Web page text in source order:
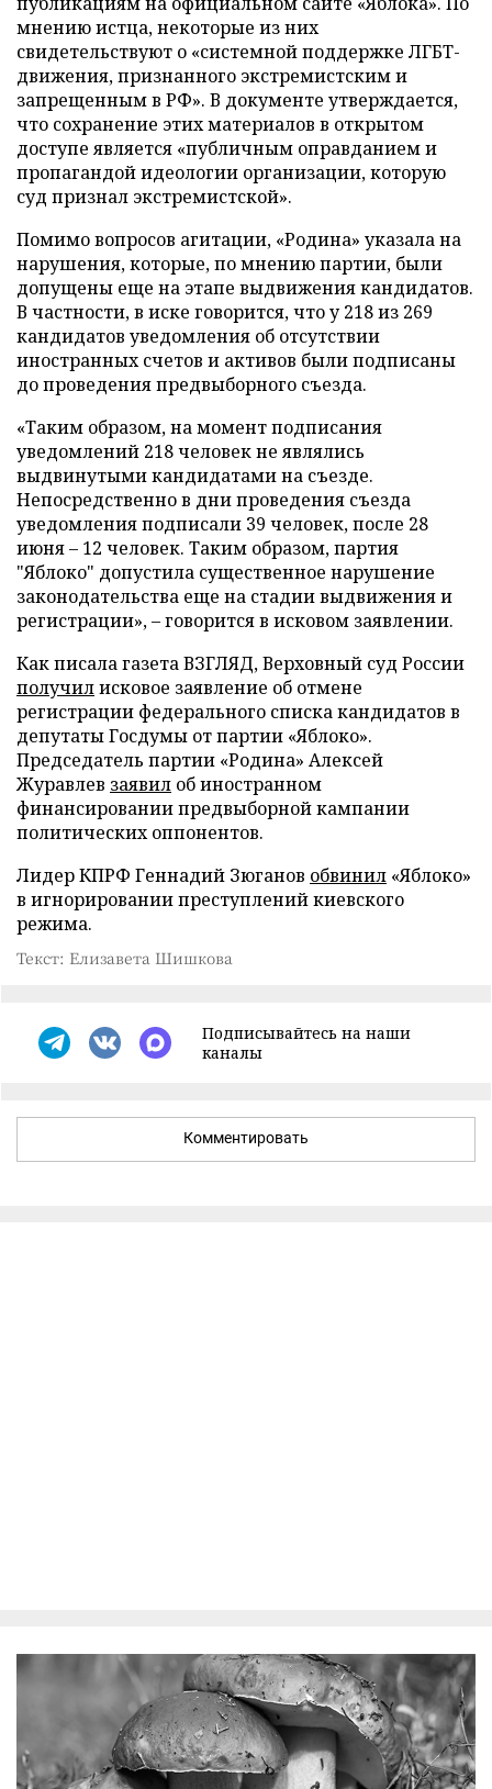
мнению истца, некоторые из них
свидетельствуют о «системной поддержке ЛГБТ-
движения, признанного экстремистским и
запрещенным в РФ». В документе утверждается,
что сохранение этих материалов в открытом
доступе является «публичным оправданием и
пропагандой идеологии организации, которую
суд признал экстремистской».
Помимо вопросов агитации, «Родина» указала на
нарушения, которые, по мнению партии, были
допущены еще на этапе выдвижения кандидатов.
В частности, в иске говорится, что у 218 из 269
кандидатов уведомления об отсутствии
иностранных счетов и активов были подписаны
до проведения предвыборного съезда.
«Таким образом, на момент подписания
уведомлений 218 человек не являлись
выдвинутыми кандидатами на съезде.
Непосредственно в дни проведения съезда
уведомления подписали 39 человек, после 28
июня – 12 человек. Таким образом, партия
"Яблоко" допустила существенное нарушение
законодательства еще на стадии выдвижения и
регистрации», – говорится в исковом заявлении.
Как писала газета ВЗГЛЯД, Верховный суд России
получилисковое заявление об отмене
регистрации федерального списка кандидатов в
депутаты Госдумы от партии «Яблоко».
Председатель партии «Родина» Алексей
Журавлев заявил об иностранном
финансировании предвыборной кампании
политических оппонентов.
Лидер КПРФ Геннадий Зюганов обвинил «Яблоко»
в игнорировании преступлений киевского
режима.
Текст: Елизавета Шишкова
Подписывайтесь на наши
каналы
Комментировать